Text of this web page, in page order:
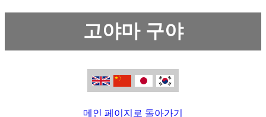
고야마 구야
메인 페이지로 돌아가기